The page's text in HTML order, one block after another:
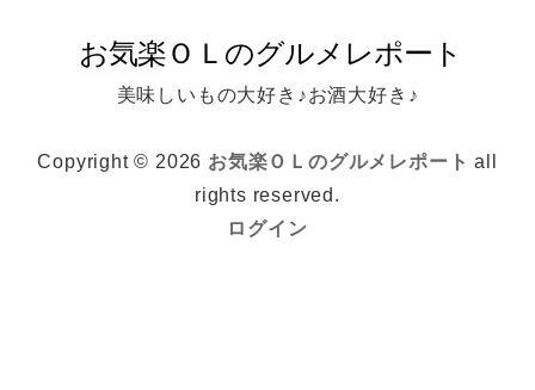
美味しいもの大好き♪お酒大好き♪
Copyright © 2026 お気楽ＯＬのグルメレポート all
rights reserved.
ログイン